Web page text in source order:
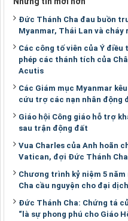
Đức Thánh Cha đau buồn
Myanmar, Thái Lan và cháy
Các công tố viên của Ý
phép các thánh tích của
Acutis
Các Giám mục Myanmar
cứu trợ các nạn nhân động
Giáo hội Công giáo hỗ trợ
sau trận động đất
Vua Charles của Anh hoãn
Vatican, đợi Đức Thánh Cha
Chương trình kỷ niệm 5
Cha cầu nguyện cho đại
Đức Thánh Cha: Chứng tá
“là sự phong phú cho Giáo